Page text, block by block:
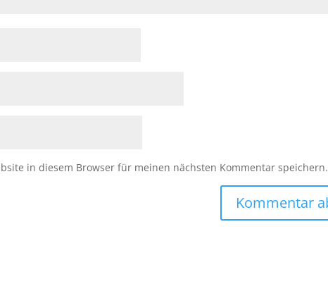
in diesem Browser für meinen nächsten Kommentar speichern.